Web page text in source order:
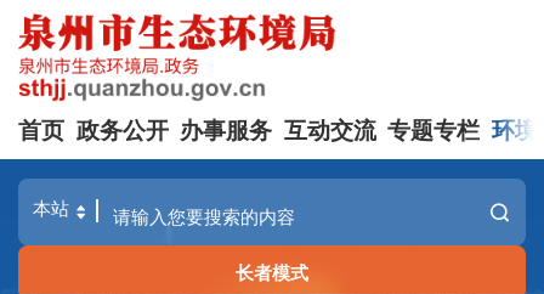
首页 政务公开 办事服务 互动交流 专题专栏 环境
长者模式